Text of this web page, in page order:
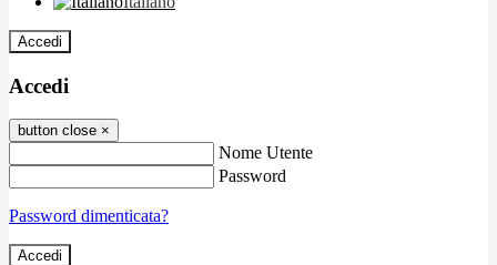
Accedi
Accedi
button close ×
Nome Utente
Password
Password dimenticata?